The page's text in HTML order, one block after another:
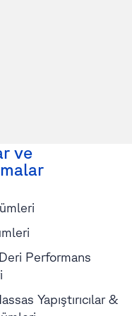
ve
Performans
Yapıştırıcılar &